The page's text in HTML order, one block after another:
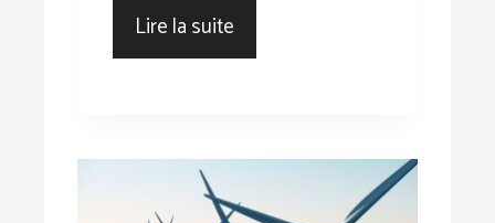
Lire la suite